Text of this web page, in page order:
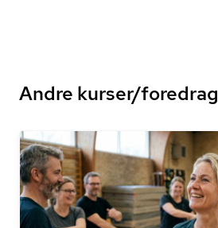
Andre kurser/foredrag